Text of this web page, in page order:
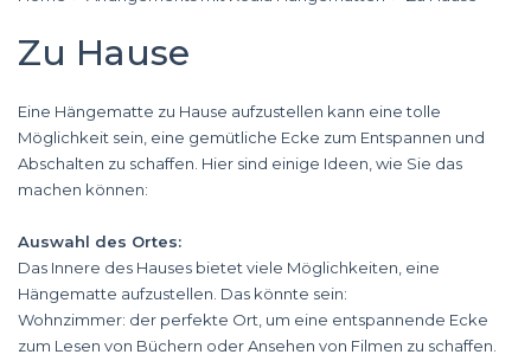
Zu Hause
Eine Hängematte zu Hause aufzustellen kann eine tolle
Möglichkeit sein, eine gemütliche Ecke zum Entspannen und
Abschalten zu schaffen. Hier sind einige Ideen, wie Sie das
machen können:
Auswahl des Ortes:
Das Innere des Hauses bietet viele Möglichkeiten, eine
Hängematte aufzustellen. Das könnte sein:
Wohnzimmer: der perfekte Ort, um eine entspannende Ecke
zum Lesen von Büchern oder Ansehen von Filmen zu schaffen.